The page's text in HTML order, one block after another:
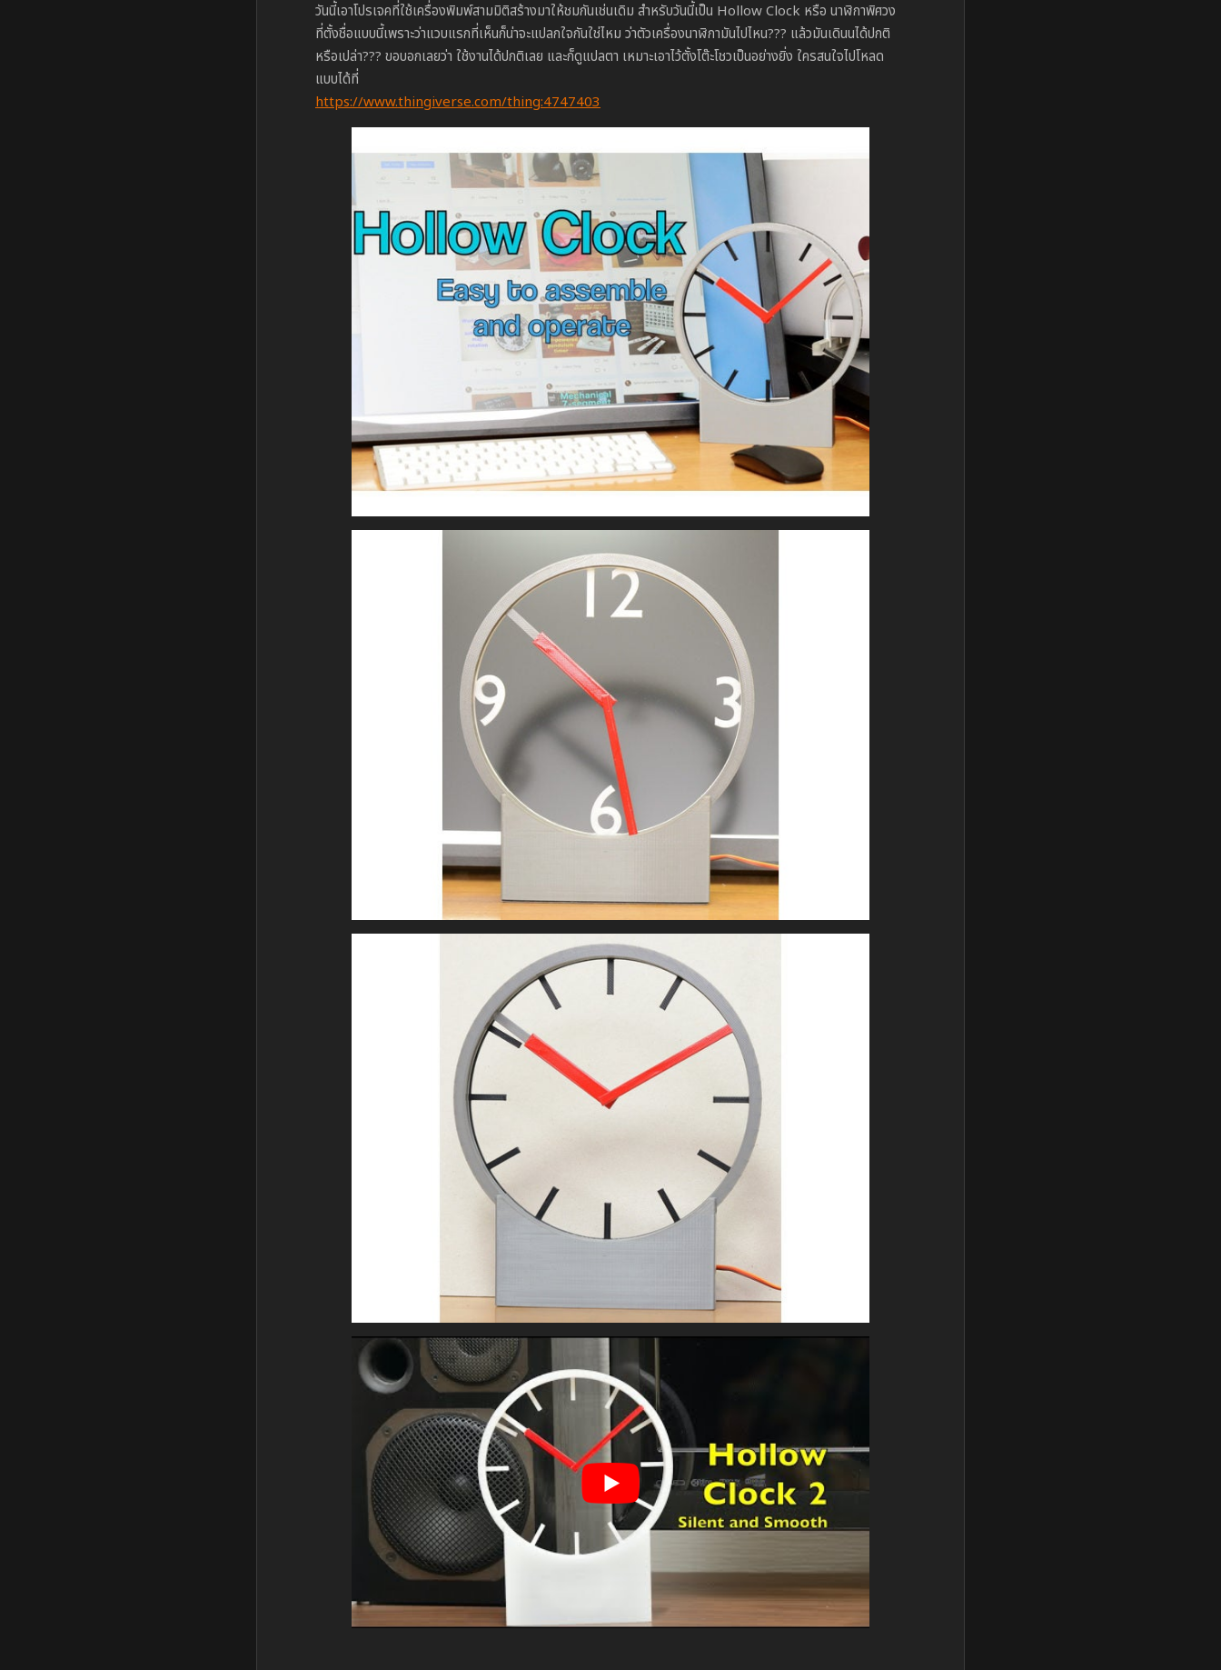
วันนี้เอาโปรเจคที่ใช้เครื่องพิมพ์สามมิติสร้างมาให้ชมกันเช่นเดิม สำหรับวันนี้เป็น Hollow Clock หรือ นาฬิกาพิศวง
ที่ตั้งชื่อแบบนี้เพราะว่าแวบแรกที่เห็นก็น่าจะแปลกใจกันใช่ไหม ว่าตัวเครื่องนาฬิกามันไปไหน??? แล้วมันเดินนได้ปกติ
หรือเปล่า??? ขอบอกเลยว่า ใช้งานได้ปกติเลย และก็ดูแปลตา เหมาะเอาไว้ตั้งโต๊ะโชวเป็นอย่างยิ่ง ใครสนใจไปโหลด
แบบได้ที่
https://www.thingiverse.com/thing:4747403